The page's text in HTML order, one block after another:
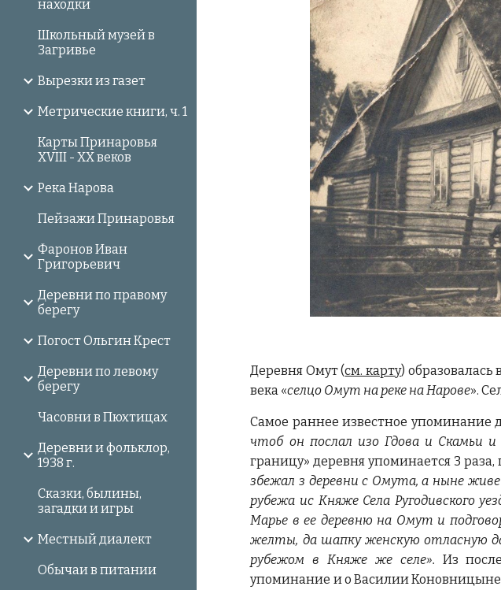
находки
Школьный музей в
Загривье
Вырезки из газет
Метрические книги, ч. 1
Карты Принаровья
XVIII - XX веков
Река Нарова
Пейзажи Принаровья
Фаронов Иван
Григорьевич
Деревни по правому
берегу
Погост Ольгин Крест
Деревни по левому
берегу
Часовни в Пюхтицах
Деревни и фольклор,
1938 г.
Сказки, былины,
загадки и игры
Местный диалект
Обычаи в питании
Деревня Омут (см. карту)
века «селцо Омут на реке на Нарове».
Самое раннее известное упоминание
чтоб он послал изо Гдова и Скамьи
границу» деревня упоминается 3 раза,
збежал з деревни с Омута, а ныне
рубежа ис Княже Села Ругодивского
Марье в ее деревню на Омут и
желты, да шапку женскую отласную
рубежом в Княже же селе». Из
упоминание и о Василии Коновницыне,